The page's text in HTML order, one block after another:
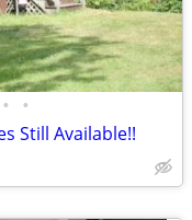
• •
Still Available!!